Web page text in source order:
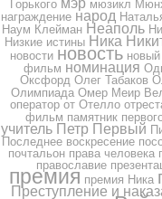
Горького
мюзикл
награждение народ
Наум Клейман Неаполь
Низкие истины Ника
новости новость новый
фильм номинация
Оксфорд Олег Табаков
Олимпиада Омер Меир
оператор от Отелло
фильм памятник
учитель Петр Первый
Последнее воскресение
почтальон права человека
православие
премия премия Ника
Преступление и